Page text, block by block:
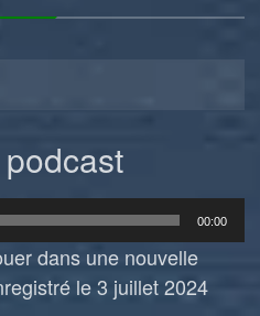
00:00
dans une nouvelle
le 3 juillet 2024